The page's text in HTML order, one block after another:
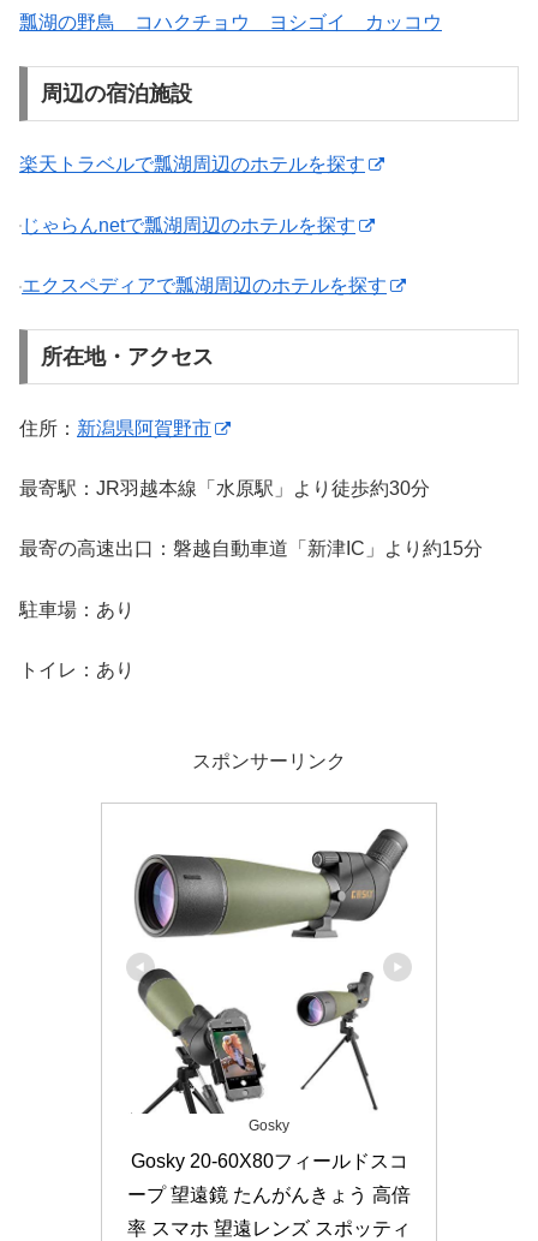
瓢湖の野鳥 コハクチョウ ヨシゴイ カッコウ
周辺の宿泊施設
楽天トラベルで瓢湖周辺のホテルを探す
じゃらんnetで瓢湖周辺のホテルを探す
エクスペディアで瓢湖周辺のホテルを探す
所在地・アクセス
住所： 新潟県阿賀野市
最寄駅：JR羽越本線「水原駅」より徒歩約30分
最寄の高速出口：磐越自動車道「新津IC」より約15分
駐車場：あり
トイレ：あり
スポンサーリンク
Gosky
Gosky 20-60X80フィールドスコ
ープ 望遠鏡 たんがんきょう 高倍
率 スマホ 望遠レンズ スポッティ